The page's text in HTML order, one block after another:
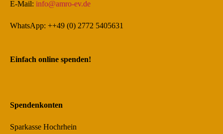
E-Mail: info@amro-ev.de
WhatsApp: ++49 (0) 2772 5405631
Einfach online spenden!
Spendenkonten
Sparkasse Hochrhein